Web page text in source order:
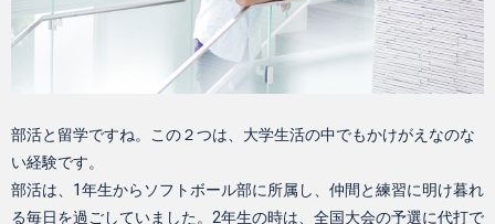
部活と留学ですね。この２つは、大学生活の中でもかけがえなのな
い経験です。
部活は、1年生からソフトボール部に所属し、仲間と練習に明け暮れ
る毎日を過ごしていました。2年生の時は、全国大会の予選に代打で